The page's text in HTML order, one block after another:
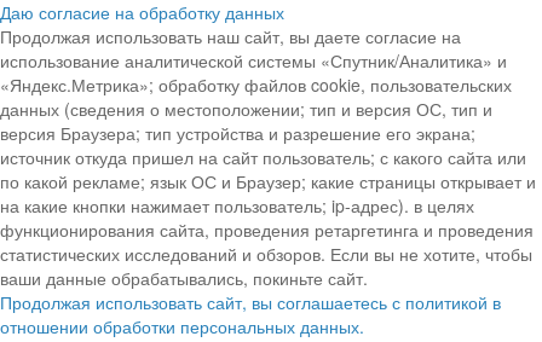
Даю согласие на обработку данных
Продолжая использовать наш сайт, вы даете согласие на
использование аналитической системы «Спутник/Аналитика» и
«Яндекс.Метрика»; обработку файлов cookie, пользовательских
данных (сведения о местоположении; тип и версия ОС, тип и
версия Браузера; тип устройства и разрешение его экрана;
источник откуда пришел на сайт пользователь; с какого сайта или
по какой рекламе; язык ОС и Браузер; какие страницы открывает и
на какие кнопки нажимает пользователь; ip-адрес). в целях
функционирования сайта, проведения ретаргетинга и проведения
статистических исследований и обзоров. Если вы не хотите, чтобы
ваши данные обрабатывались, покиньте сайт.
Продолжая использовать сайт, вы соглашаетесь с политикой в
отношении обработки персональных данных.